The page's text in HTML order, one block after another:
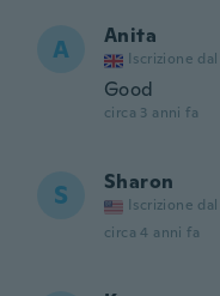
A Anita
Iscrizione dal
Good
circa 3 anni fa
S Sharon
Iscrizione dal
circa 4 anni fa